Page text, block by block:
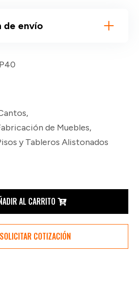
de envío
,
de Muebles,
y Tableros Alistonados
AL CARRITO
SOLICITAR COTIZACIÓN